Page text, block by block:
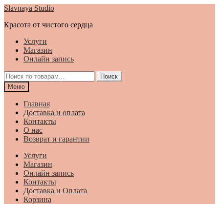
Перейти
навигации
Перейти
содержимому
Slavnaya Studio
Красота от чистого сердца
Услуги
Магазин
Онлайн запись
Искать:
Поиск
Меню
Главная
Доставка и оплата
Контакты
О нас
Возврат и гарантии
Услуги
Магазин
Онлайн запись
Контакты
Доставка и Оплата
Корзина